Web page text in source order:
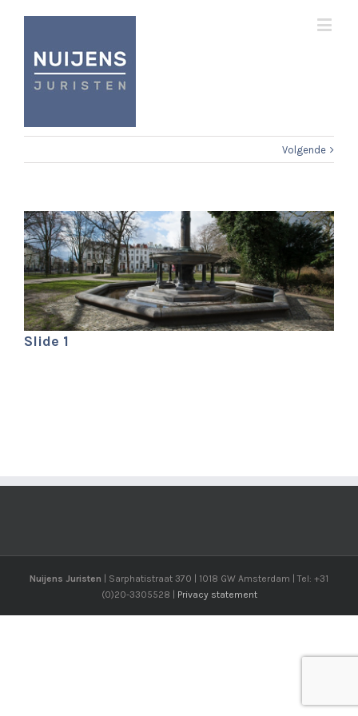
Volgende
Slide 1
Nuijens Juristen | Sarphatistraat 370 | 1018 GW Amsterdam | Tel: +31
(0)20-3305528 |
Privacy statement